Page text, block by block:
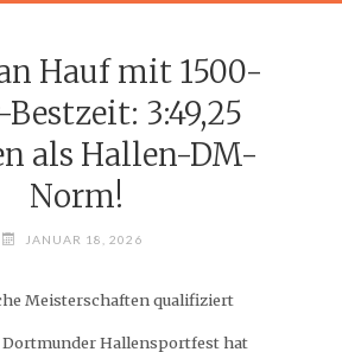
Hauf mit 1500-
3:49,25
als Hallen-DM-
Norm!
JANUAR 18, 2026
Meisterschaften qualifiziert
Hallensportfest hat